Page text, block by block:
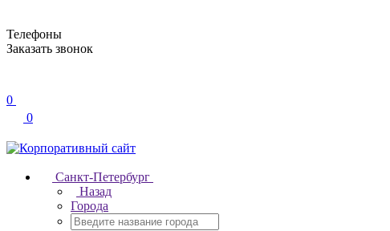
Телефоны
Заказать звонок
0
0
Санкт-Петербург
Назад
Города